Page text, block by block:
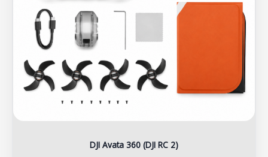
DJI Avata 360 (DJI RC 2)